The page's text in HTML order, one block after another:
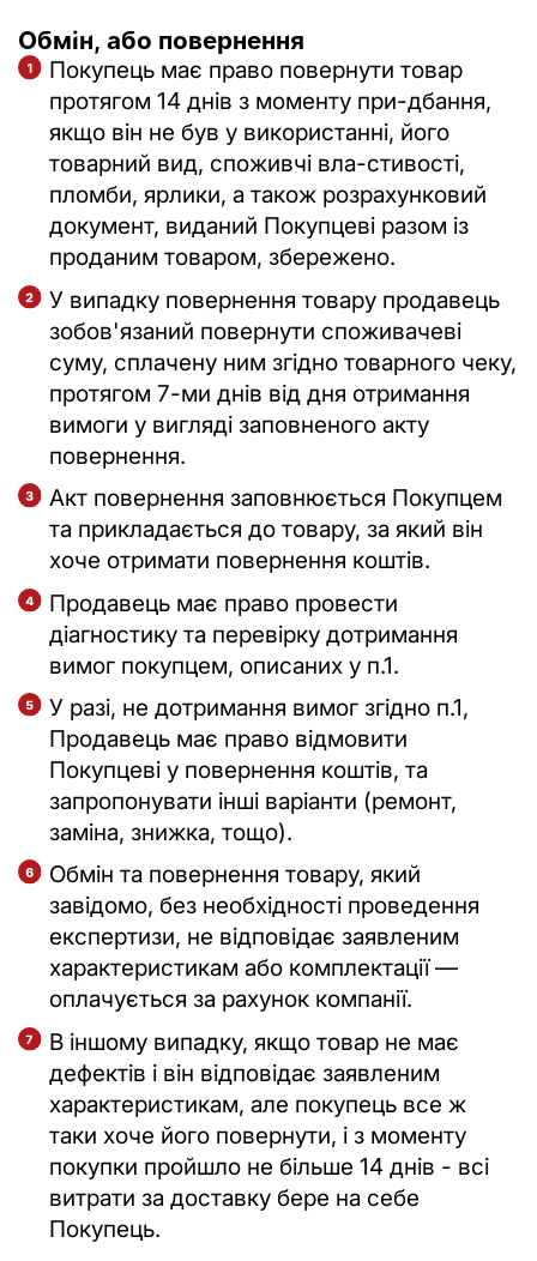
Обмін, або повернення
Покупець має право повернути товар
протягом 14 днів з моменту при-дбання,
якщо він не був у використанні, його
товарний вид, споживчі вла-стивості,
пломби, ярлики, а також розрахунковий
документ, виданий Покупцеві разом із
проданим товаром, збережено.
У випадку повернення товару продавець
зобов'язаний повернути споживачеві
суму, сплачену ним згідно товарного чеку,
протягом 7-ми днів від дня отримання
вимоги у вигляді заповненого акту
повернення.
Акт повернення заповнюється Покупцем
та прикладається до товару, за який він
хоче отримати повернення коштів.
Продавець має право провести
діагностику та перевірку дотримання
вимог покупцем, описаних у п.1.
У разі, не дотримання вимог згідно п.1,
Продавець має право відмовити
Покупцеві у повернення коштів, та
запропонувати інші варіанти (ремонт,
заміна, знижка, тощо).
Обмін та повернення товару, який
завідомо, без необхідності проведення
експертизи, не відповідає заявленим
характеристикам або комплектації —
оплачується за рахунок компанії.
В іншому випадку, якщо товар не має
дефектів і він відповідає заявленим
характеристикам, але покупець все ж
таки хоче його повернути, і з моменту
покупки пройшло не більше 14 днів - всі
витрати за доставку бере на себе
Покупець.